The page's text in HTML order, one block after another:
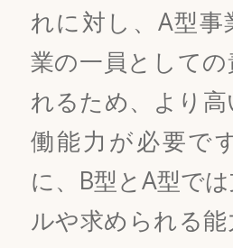
れに対し、A型事
業の一員として
れるため、より
働能力が必要で
に、B型とA型で
ルや求められる